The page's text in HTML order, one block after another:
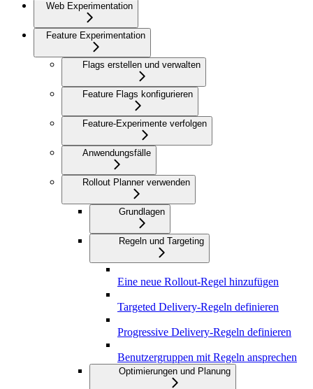
Web Experimentation
Feature Experimentation
Flags erstellen und verwalten
Feature Flags konfigurieren
Feature-Experimente verfolgen
Anwendungsfälle
Rollout Planner verwenden
Grundlagen
Regeln und Targeting
Eine neue Rollout-Regel hinzufügen
Targeted Delivery-Regeln definieren
Progressive Delivery-Regeln definieren
Benutzergruppen mit Regeln ansprechen
Optimierungen und Planung